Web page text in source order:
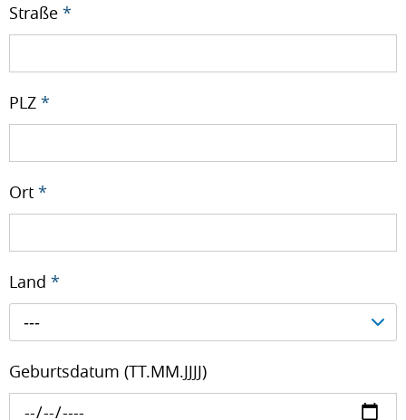
Straße *
PLZ *
Ort *
Land *
---
Geburtsdatum (TT.MM.JJJJ)